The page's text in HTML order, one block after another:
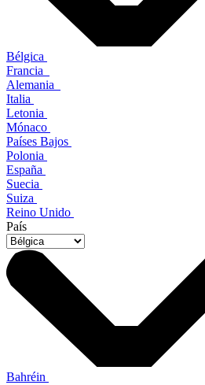
Bélgica
Francia
Alemania
Italia
Letonia
Mónaco
Países Bajos
Polonia
España
Suecia
Suiza
Reino Unido
País
Bahréin